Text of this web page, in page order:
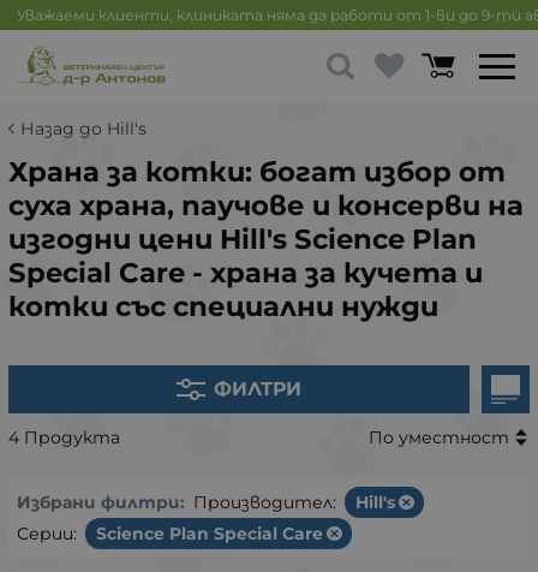
Уважаеми клиенти, клиниката няма да работи от 1-ви до 9-ти
Назад до Hill's
Храна за котки: богат избор от
суха храна, паучове и консерви на
изгодни цени Hill's Science Plan
Special Care - храна за кучета и
котки със специални нужди
ФИЛТРИ
4 Продукта По уместност
Избрани филтри: Производител:
Hill's
Серии:
Science Plan Special Care